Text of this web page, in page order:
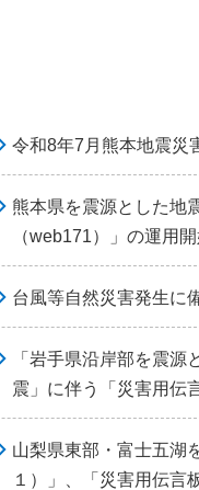
令和8年7月熊本地震災
熊本県を震源とした地
（web171）」の運用
台風等自然災害発生に
「岩手県沿岸部を震
震」に伴う「災害用伝
山梨県東部・富士五湖
１）」、「災害用伝言